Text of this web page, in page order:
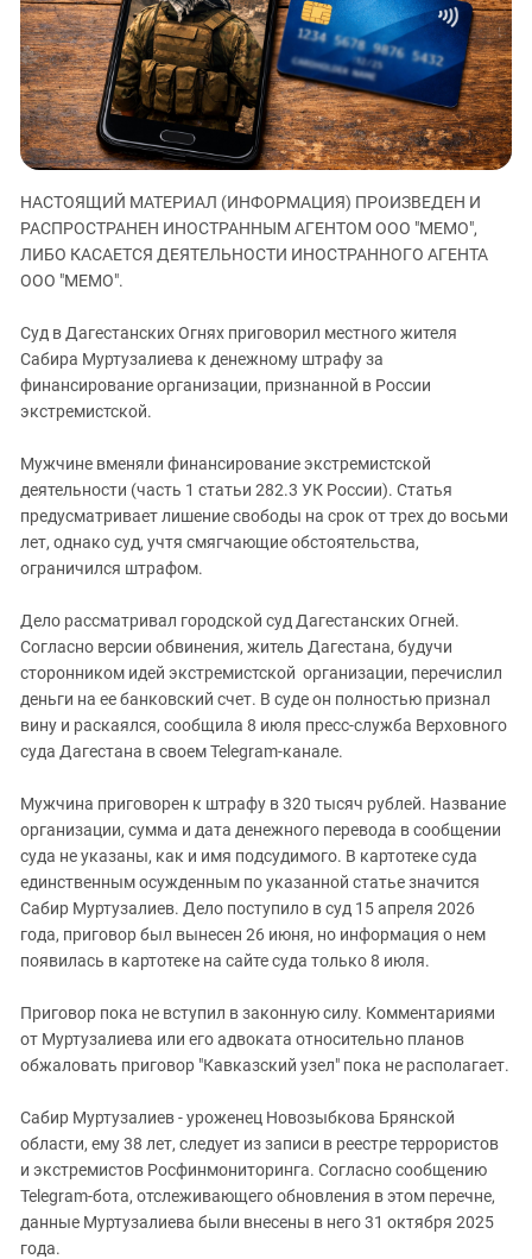
ЗАСТАВЛЯЕТ
КАВКАЗ ЗА ПАЛЕСТИНУ
ИНАКОМЫСЛИЕ В ЧЕЧНЕ
ПРЕСЛЕДОВАНИЕ АКТИВИСТОВ
МОБИЛИЗАЦИЯ И ПРОТЕСТЫ
Дагестан
Ингушетия
Кабардино-Балкария
Калмыкия
Карачаево-Черкесия
Краснодарский край
Российская Федерация
Северная Осетия - Алания
СКФО
Ставропольский край
Чечня
Южная Осетия
Южный Кавказ
ЮФО
НАСТОЯЩИЙ МАТЕРИАЛ (ИНФОРМАЦИЯ) ПРОИЗВЕДЕН И
РАСПРОСТРАНЕН ИНОСТРАННЫМ АГЕНТОМ ООО "МЕМО",
ЛИБО КАСАЕТСЯ ДЕЯТЕЛЬНОСТИ ИНОСТРАННОГО АГЕНТА
ООО "МЕМО".
Суд в Дагестанских Огнях приговорил местного жителя
Сабира Муртузалиева к денежному штрафу за
финансирование организации, признанной в России
экстремистской.
Мужчине вменяли финансирование экстремистской
деятельности (часть 1 статьи 282.3 УК России). Статья
предусматривает лишение свободы на срок от трех до восьми
лет, однако суд, учтя смягчающие обстоятельства,
ограничился штрафом.
Дело рассматривал городской суд Дагестанских Огней.
Согласно версии обвинения, житель Дагестана, будучи
сторонником идей экстремистской организации, перечислил
деньги на ее банковский счет. В суде он полностью признал
вину и раскаялся, сообщила 8 июля пресс-служба Верховного
суда Дагестана в своем Telegram-канале.
Мужчина приговорен к штрафу в 320 тысяч рублей. Название
организации, сумма и дата денежного перевода в сообщении
суда не указаны, как и имя подсудимого. В картотеке суда
единственным осужденным по указанной статье значится
Сабир Муртузалиев. Дело поступило в суд 15 апреля 2026
года, приговор был вынесен 26 июня, но информация о нем
появилась в картотеке на сайте суда только 8 июля.
Приговор пока не вступил в законную силу. Комментариями
от Муртузалиева или его адвоката относительно планов
обжаловать приговор "Кавказский узел" пока не располагает.
Сабир Муртузалиев - уроженец Новозыбкова Брянской
области, ему 38 лет, следует из записи в реестре террористов
и экстремистов Росфинмониторинга. Согласно сообщению
Telegram-бота, отслеживающего обновления в этом перечне,
данные Муртузалиева были внесены в него 31 октября 2025
года.